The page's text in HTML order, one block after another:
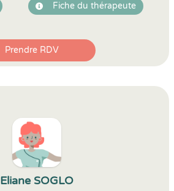
Fiche du thérapeute
Prendre RDV
Eliane SOGLO